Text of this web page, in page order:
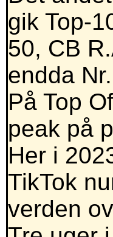
gik Top-
50, CB
endda
På Top
peak på
Her i
TikTok
verden